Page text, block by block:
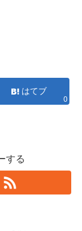
はてブ
0
する